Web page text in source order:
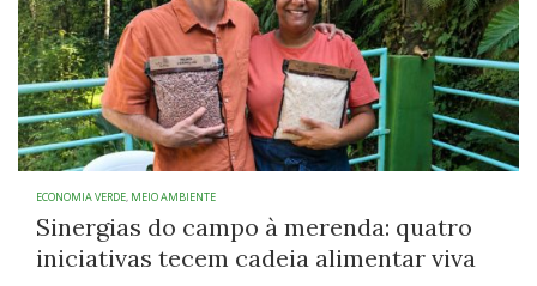
ECONOMIA VERDE, MEIO AMBIENTE
Sinergias do campo à merenda: quatro
iniciativas tecem cadeia alimentar viva